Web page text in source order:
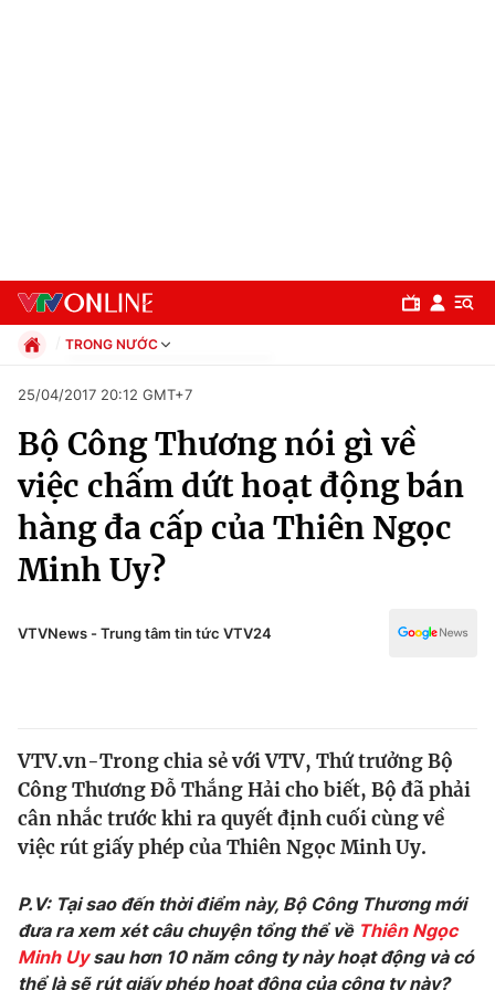
Chuyên mục
Chính trị
Xã hội
Pháp luật
Thế giới
Tin tức
Thế giới đó đây
Câu chuyện quốc tế
Kinh tế
Thị trường
Góc doanh nghiệp
Truyền hình
TRONG NƯỚC
Xã hội
Pháp luật
Kinh tế
Thể thao
Truyền hình
Văn hóa - Giải trí
Y tế
Công nghệ
25/04/2017 20:12 GMT+7
Bộ Công Thương nói gì về
việc chấm dứt hoạt động bán
hàng đa cấp của Thiên Ngọc
Minh Uy?
VTVNews - Trung tâm tin tức VTV24
VTV.vn-Trong chia sẻ với VTV, Thứ trưởng Bộ
Công Thương Đỗ Thắng Hải cho biết, Bộ đã phải
cân nhắc trước khi ra quyết định cuối cùng về
việc rút giấy phép của Thiên Ngọc Minh Uy.
P.V: Tại sao đến thời điểm này, Bộ Công Thương mới
đưa ra xem xét câu chuyện tổng thể về Thiên Ngọc
Minh Uysau hơn 10 năm công ty này hoạt động và có
thể là sẽ rút giấy phép hoạt động của công ty này?